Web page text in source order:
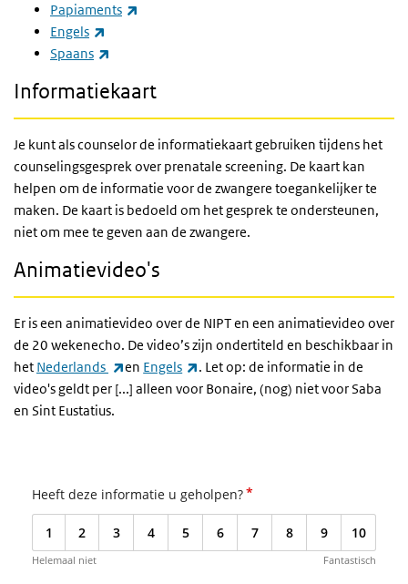
Papiaments
Engels
Spaans
Informatiekaart
Je kunt als counselor de informatiekaart gebruiken tijdens het
counselingsgesprek over prenatale screening. De kaart kan
helpen om de informatie voor de zwangere toegankelijker te
maken. De kaart is bedoeld om het gesprek te ondersteunen,
niet om mee te geven aan de zwangere.
Animatievideo's
Er is een animatievideo over de NIPT en een animatievideo over
de 20 wekenecho. De video’s zijn ondertiteld en beschikbaar in
het Nederlands (externe link)
en Engels (externe link)
. Let op: de informatie in de
video's geldt per [...] alleen voor Bonaire, (nog) niet voor Saba
en Sint Eustatius.
Heeft deze informatie u geholpen?*
1 2 3 4 5 6 7 8 9 10
Helemaal niet Fantastisch